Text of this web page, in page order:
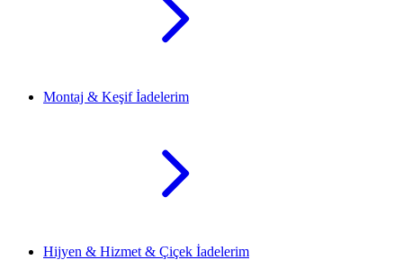
Montaj & Keşif İadelerim
Hijyen & Hizmet & Çiçek İadelerim